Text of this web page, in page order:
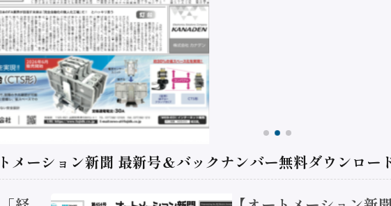
メーション新聞 最新号＆バックナンバー無料ダウンロー